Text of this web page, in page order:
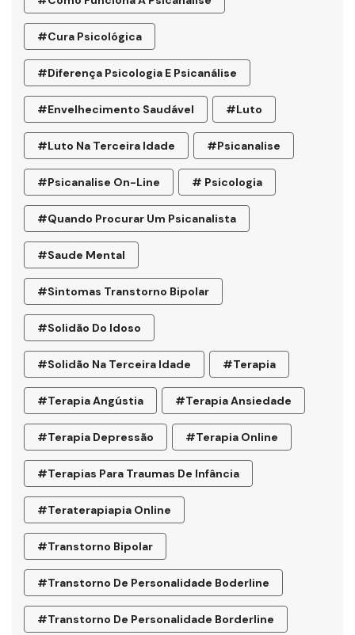
#cura Psicológica
#diferença Psicologia E Psicanálise
#envelhecimento Saudável #luto
#luto Na Terceira Idade #psicanalise
#psicanalise On-Line # Psicologia
#quando Procurar Um Psicanalista
#saude Mental
#sintomas Transtorno Bipolar
#solidão Do Idoso
#Solidão Na Terceira Idade #terapia
#terapia Angústia #terapia Ansiedade
#terapia Depressão #terapia Online
#terapias Para Traumas De Infância
#teraterapiapia Online
#transtorno Bipolar
#transtorno De Personalidade Boderline
#Transtorno De Personalidade Borderline